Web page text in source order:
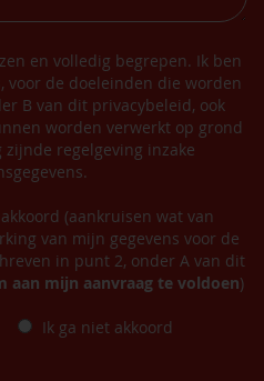
en volledig begrepen. Ik ben
voor de doeleinden die worden
B van dit privacybeleid, ook
worden verwerkt op grond
regelgeving inzake
(aankruisen wat van
van mijn gegevens voor de
in punt 2, onder A van dit
aan mijn aanvraag te voldoen)
Ik ga niet akkoord